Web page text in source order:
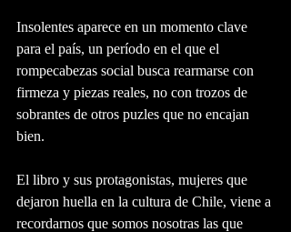
Insolentes aparece en un momento clave
para el país, un período en el que el
rompecabezas social busca rearmarse con
firmeza y piezas reales, no con trozos de
sobrantes de otros puzles que no encajan
bien.
El libro y sus protagonistas, mujeres que
dejaron huella en la cultura de Chile, viene a
recordarnos que somos nosotras las que